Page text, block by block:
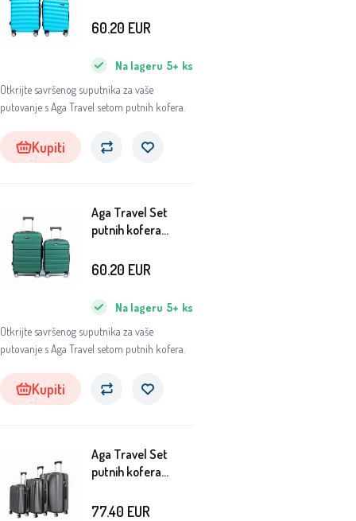
Otkrijte savršenog suputnika za vaše
putovanje s Aga Travel setom putnih kofera.
Na lageru 5+ ks
60.20 EUR
Kupiti
Aga Travel Set
putnih kofera
Otkrijte savršenog suputnika za vaše
putovanje s Aga Travel setom putnih kofera.
Na lageru 5+ ks
60.20 EUR
Kupiti
Aga Travel Set
putnih kofera
77.40 EUR